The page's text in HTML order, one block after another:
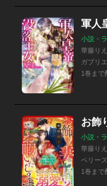
軍人
小説・
華藤り
ガブリ
1巻まで
小説・
華藤り
ベリー
1巻まで